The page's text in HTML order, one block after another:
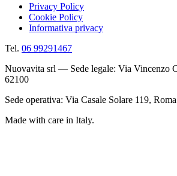
Privacy Policy
Cookie Policy
Informativa privacy
Tel. 06 99291467
Nuovavita srl — Sede legale: Via Vincenzo
62100
Sede operativa: Via Casale Solare 119,
Made with care in Italy.